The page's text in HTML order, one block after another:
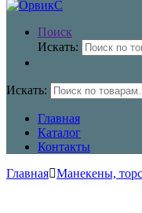
Поиск
Искать:
Искать:
Главная
Каталог
Контакты
Главная Манекены,